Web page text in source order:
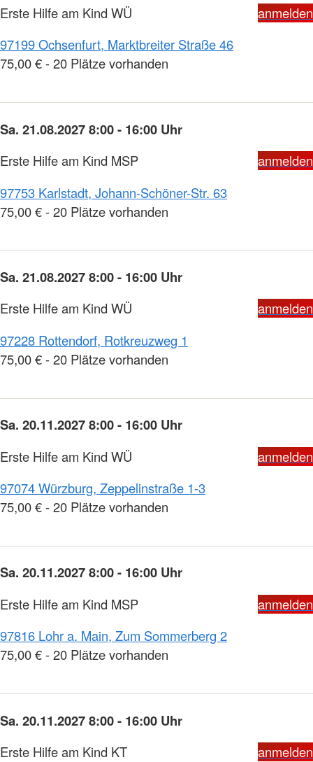
Erste Hilfe am Kind WÜ
anmelden
97199 Ochsenfurt, Marktbreiter Straße 46
75,00 € - 20 Plätze vorhanden
Sa. 21.08.2027 8:00 - 16:00 Uhr
Erste Hilfe am Kind MSP
anmelden
97753 Karlstadt, Johann-Schöner-Str. 63
75,00 € - 20 Plätze vorhanden
Sa. 21.08.2027 8:00 - 16:00 Uhr
Erste Hilfe am Kind WÜ
anmelden
97228 Rottendorf, Rotkreuzweg 1
75,00 € - 20 Plätze vorhanden
Sa. 20.11.2027 8:00 - 16:00 Uhr
Erste Hilfe am Kind WÜ
anmelden
97074 Würzburg, Zeppelinstraße 1-3
75,00 € - 20 Plätze vorhanden
Sa. 20.11.2027 8:00 - 16:00 Uhr
Erste Hilfe am Kind MSP
anmelden
97816 Lohr a. Main, Zum Sommerberg 2
75,00 € - 20 Plätze vorhanden
Sa. 20.11.2027 8:00 - 16:00 Uhr
Erste Hilfe am Kind KT
anmelden